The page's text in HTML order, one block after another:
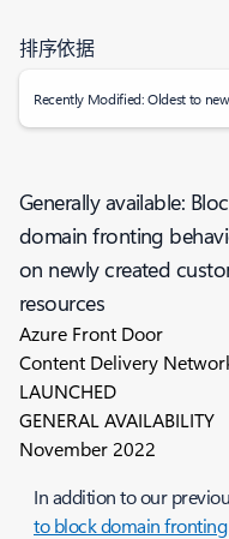
排序依据
Recently Modified: Oldest to
Generally available:
domain fronting
on newly created
resources
Azure Front Door
Content Delivery
LAUNCHED
GENERAL AVAILABILITY
November 2022
In addition to our
to block domain